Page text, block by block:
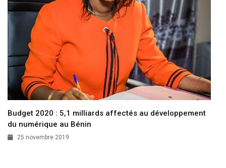
Budget 2020 : 5,1 milliards affectés au développement
du numérique au Bénin
25 novembre 2019